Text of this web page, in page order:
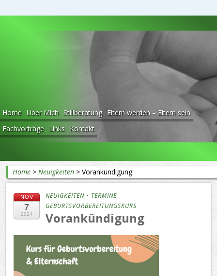
Home Über Mich Stillberatung Eltern werden – Eltern sein
Fachvorträge Links Kontakt
Beratung rund ums Baby
Home >Neuigkeiten >Vorankündigung
NOV
7
2024
NEUIGKEITEN • TERMINE
GEBURTSVORBEREITUNGSKURS
Vorankündigung